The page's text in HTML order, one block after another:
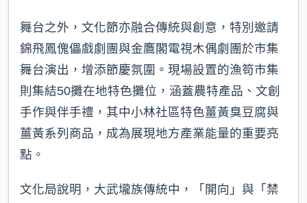
舞台之外，文化節亦融合傳統與創意，特別邀請
錦飛鳳傀儡戲劇團與金鷹閣電視木偶劇團於市集
舞台演出，增添節慶氛圍。現場設置的漁笱市集
則集結50攤在地特色攤位，涵蓋農特產品、文創
手作與伴手禮，其中小林社區特色薑黃臭豆腐與
薑黃系列商品，成為展現地方產業能量的重要亮
點。
文化局說明，大武壠族傳統中，「開向」與「禁